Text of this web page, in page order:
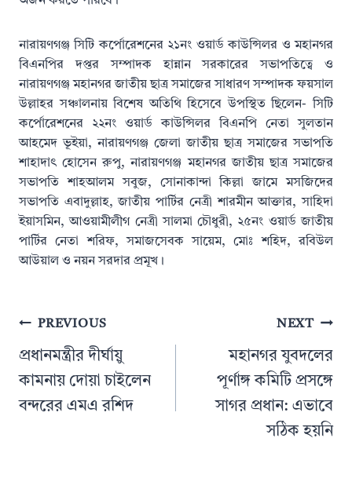
নারায়ণগঞ্জ সিটি কর্পোরেশনের ২১নং ওয়ার্ড কাউন্সিলর ও মহানগর
বিএনপির দপ্তর সম্পাদক হান্নান সরকারের সভাপতিত্বে ও
নারায়ণগঞ্জ মহানগর জাতীয় ছাত্র সমাজের সাধারণ সম্পাদক ফয়সাল
উল্লাহর সঞ্চালনায় বিশেষ অতিথি হিসেবে উপস্থিত ছিলেন- সিটি
কর্পোরেশনের ২২নং ওয়ার্ড কাউন্সিলর বিএনপি নেতা সুলতান
আহমেদ ভূইয়া, নারায়ণগঞ্জ জেলা জাতীয় ছাত্র সমাজের সভাপতি
শাহাদাৎ হোসেন রুপু, নারায়ণগঞ্জ মহানগর জাতীয় ছাত্র সমাজের
সভাপতি শাহআলম সবুজ, সোনাকান্দা কিল্লা জামে মসজিদের
সভাপতি এবাদুল্লাহ, জাতীয় পার্টির নেত্রী শারমীন আক্তার, সাহিদা
ইয়াসমিন, আওয়ামীলীগ নেত্রী সালমা চৌধুরী, ২৫নং ওয়ার্ড জাতীয়
পার্টির নেতা শরিফ, সমাজসেবক সায়েম, মোঃ শহিদ, রবিউল
আউয়াল ও নয়ন সরদার প্রমূখ।
PostPREVIOUS
প্রধানমন্ত্রীর দীর্ঘায়ু
কামনায় দোয়া চাইলেন
বন্দরের এমএ রশিদ
NEXT
মহানগর যুবদলের
পূর্ণাঙ্গ কমিটি প্রসঙ্গে
সাগর প্রধান: এভাবে
সঠিক হয়নি